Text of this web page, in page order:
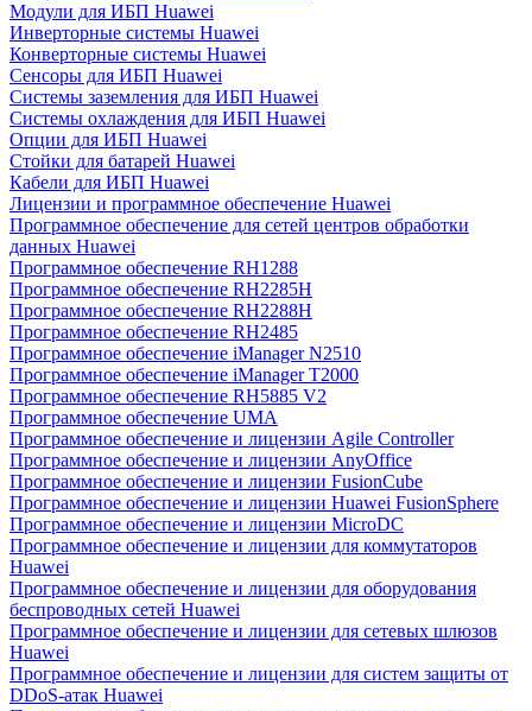
Модули для ИБП Huawei
Инверторные системы Huawei
Конверторные системы Huawei
Сенсоры для ИБП Huawei
Системы заземления для ИБП Huawei
Системы охлаждения для ИБП Huawei
Опции для ИБП Huawei
Стойки для батарей Huawei
Кабели для ИБП Huawei
Лицензии и программное обеспечение Huawei
Программное обеспечение для сетей центров обработки
данных Huawei
Программное обеспечение RH1288
Программное обеспечение RH2285H
Программное обеспечение RH2288H
Программное обеспечение RH2485
Программное обеспечение iManager N2510
Программное обеспечение iManager T2000
Программное обеспечение RH5885 V2
Программное обеспечение UMA
Программное обеспечение и лицензии Agile Controller
Программное обеспечение и лицензии AnyOffice
Программное обеспечение и лицензии FusionCube
Программное обеспечение и лицензии Huawei FusionSphere
Программное обеспечение и лицензии MicroDC
Программное обеспечение и лицензии для коммутаторов
Huawei
Программное обеспечение и лицензии для оборудования
беспроводных сетей Huawei
Программное обеспечение и лицензии для сетевых шлюзов
Huawei
Программное обеспечение и лицензии для систем защиты от
DDoS-атак Huawei